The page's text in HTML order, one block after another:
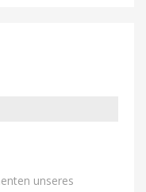
unseres